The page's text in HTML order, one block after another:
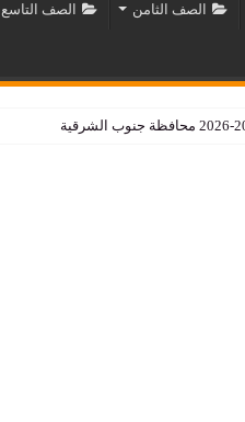
الصف الثامن الصف التاسع